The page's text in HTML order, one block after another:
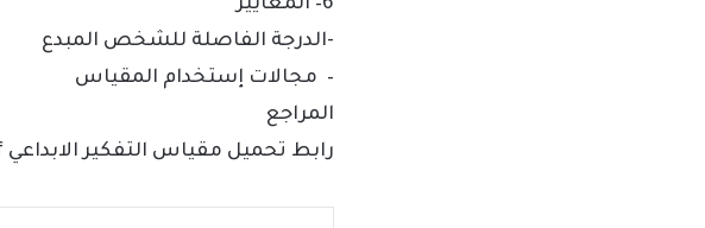
6– المعايير
-الدرجة الفاصلة للشخص المبدع
– مجالات إستخدام المقياس
المراجع
رابط تحميل مقياس التفكير الابداعي pdf